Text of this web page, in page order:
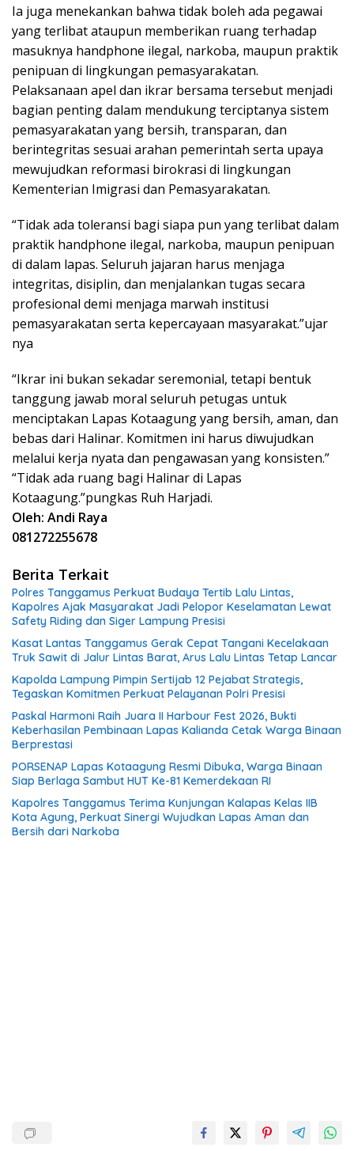
Ia juga menekankan bahwa tidak boleh ada pegawai
yang terlibat ataupun memberikan ruang terhadap
masuknya handphone ilegal, narkoba, maupun praktik
penipuan di lingkungan pemasyarakatan.
Pelaksanaan apel dan ikrar bersama tersebut menjadi
bagian penting dalam mendukung terciptanya sistem
pemasyarakatan yang bersih, transparan, dan
berintegritas sesuai arahan pemerintah serta upaya
mewujudkan reformasi birokrasi di lingkungan
Kementerian Imigrasi dan Pemasyarakatan.
“Tidak ada toleransi bagi siapa pun yang terlibat dalam
praktik handphone ilegal, narkoba, maupun penipuan
di dalam lapas. Seluruh jajaran harus menjaga
integritas, disiplin, dan menjalankan tugas secara
profesional demi menjaga marwah institusi
pemasyarakatan serta kepercayaan masyarakat.”ujar
nya
“Ikrar ini bukan sekadar seremonial, tetapi bentuk
tanggung jawab moral seluruh petugas untuk
menciptakan Lapas Kotaagung yang bersih, aman, dan
bebas dari Halinar. Komitmen ini harus diwujudkan
melalui kerja nyata dan pengawasan yang konsisten.”
“Tidak ada ruang bagi Halinar di Lapas
Kotaagung.”pungkas Ruh Harjadi.
Oleh: Andi Raya
081272255678
Berita Terkait
Polres Tanggamus Perkuat Budaya Tertib Lalu Lintas,
Kapolres Ajak Masyarakat Jadi Pelopor Keselamatan Lewat
Safety Riding dan Siger Lampung Presisi
Kasat Lantas Tanggamus Gerak Cepat Tangani Kecelakaan
Truk Sawit di Jalur Lintas Barat, Arus Lalu Lintas Tetap Lancar
Kapolda Lampung Pimpin Sertijab 12 Pejabat Strategis,
Tegaskan Komitmen Perkuat Pelayanan Polri Presisi
Paskal Harmoni Raih Juara II Harbour Fest 2026, Bukti
Keberhasilan Pembinaan Lapas Kalianda Cetak Warga Binaan
Berprestasi
PORSENAP Lapas Kotaagung Resmi Dibuka, Warga Binaan
Siap Berlaga Sambut HUT Ke-81 Kemerdekaan RI
Kapolres Tanggamus Terima Kunjungan Kalapas Kelas IIB
Kota Agung, Perkuat Sinergi Wujudkan Lapas Aman dan
Bersih dari Narkoba